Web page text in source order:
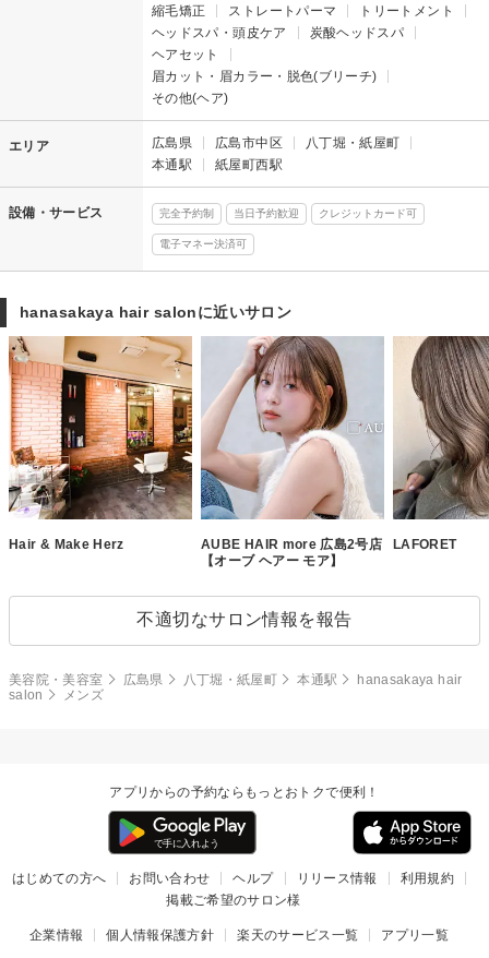
縮毛矯正
ストレートパーマ
トリートメント
ヘッドスパ・頭皮ケア
炭酸ヘッドスパ
ヘアセット
眉カット・眉カラー・脱色(ブリーチ)
その他(ヘア)
エリア 広島県 広島市中区
八丁堀・紙屋町
本通駅
紙屋町西駅
設備・サービス 完全予約制 当日予約歓迎 クレジットカード可
電子マネー決済可
hanasakaya hair salonに近いサロン
Hair & Make Herz
AUBE HAIR more 広島2号店
【オーブ ヘアー モア】
LAFORET
不適切なサロン情報を報告
美容院・美容室 広島県 八丁堀・紙屋町 本通駅
hanasakaya hair
salon
メンズ
アプリからの予約ならもっとおトクで便利！
はじめての方へ お問い合わせ ヘルプ リリース情報
利用規約
掲載ご希望のサロン様
企業情報 個人情報保護方針 楽天のサービス一覧 アプリ一覧